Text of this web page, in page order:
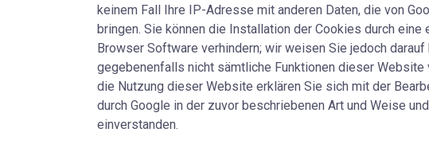
keinem Fall Ihre IP-Adresse mit anderen Daten, die von
bringen. Sie können die Installation der Cookies durch
Browser Software verhindern; wir weisen Sie jedoch
gegebenenfalls nicht sämtliche Funktionen dieser Website
die Nutzung dieser Website erklären Sie sich mit der
durch Google in der zuvor beschriebenen Art und Weise
einverstanden.